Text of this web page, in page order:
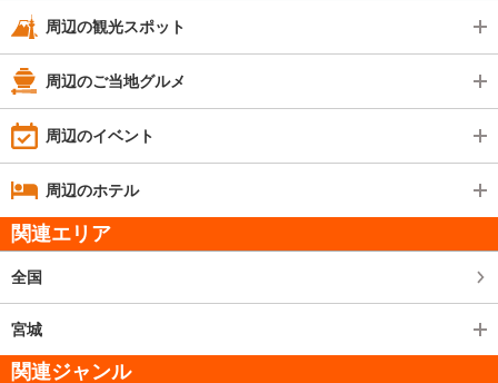
周辺の観光スポット
周辺のご当地グルメ
周辺のイベント
周辺のホテル
関連エリア
全国
宮城
関連ジャンル